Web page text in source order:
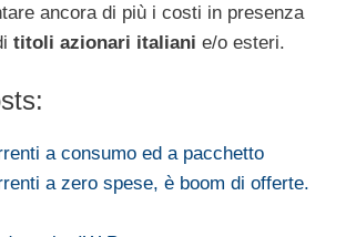
ancora di più i costi in presenza
titoli azionari italiani e/o esteri.
a consumo ed a pacchetto
a zero spese, è boom di offerte.